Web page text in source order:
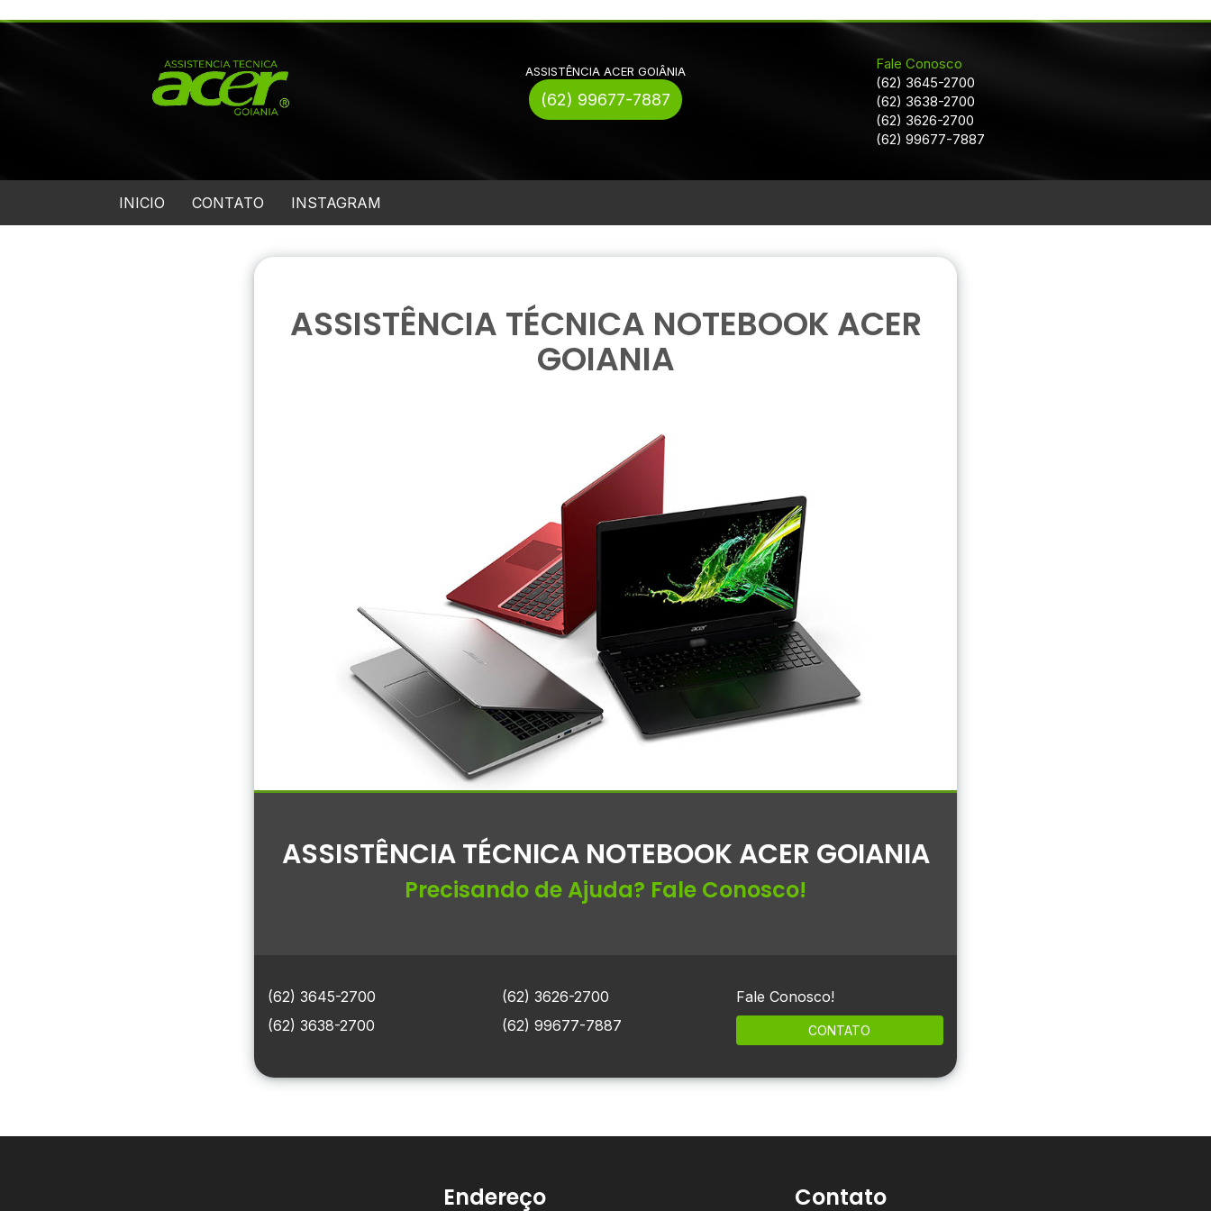
ASSISTÊNCIA ACER GOIÂNIA
(62) 99677-7887
Fale Conosco
(62) 3645-2700
(62) 3638-2700
(62) 3626-2700
(62) 99677-7887
INICIO CONTATO INSTAGRAM
ASSISTÊNCIA TÉCNICA NOTEBOOK ACER
GOIANIA
ASSISTÊNCIA TÉCNICA NOTEBOOK ACER GOIANIA
Precisando de Ajuda? Fale Conosco!
(62) 3645-2700
(62) 3638-2700
(62) 3626-2700
(62) 99677-7887
Fale Conosco!
CONTATO
Endereço Contato